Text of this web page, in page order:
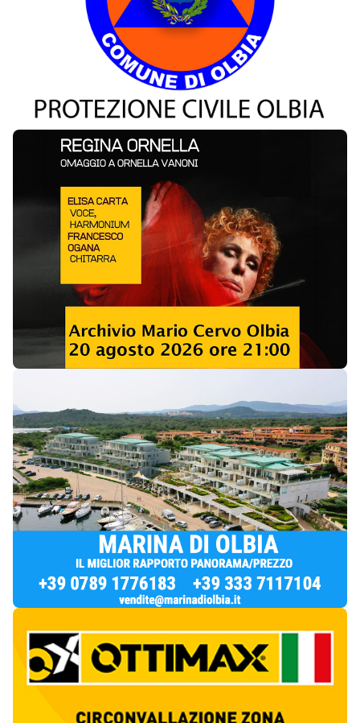
1
Via Fiume, prime multe ma al civico 21 il B&B
resta “prigioniero” del cantiere
Cronaca
Olbia, urina davanti a un portone: rissa